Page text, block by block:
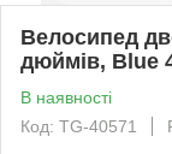
Велосипед
дюймів, Blue
В наявності
Код: TG-40571